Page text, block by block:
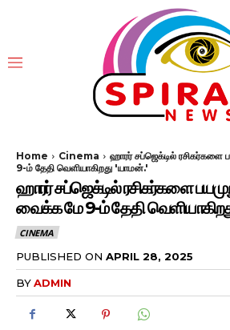
Home Cinema
ஹாரர் சப்ஜெக்டில் ரசிகர்களை
9-ம் தேதி வெளியாகிறது 'யாமன்.'
ஹாரர் சப்ஜெக்டில் ரசிகர்களை
வைக்க மே 9-ம் தேதி
CINEMA
PUBLISHED ON APRIL 28, 2025
BYADMIN